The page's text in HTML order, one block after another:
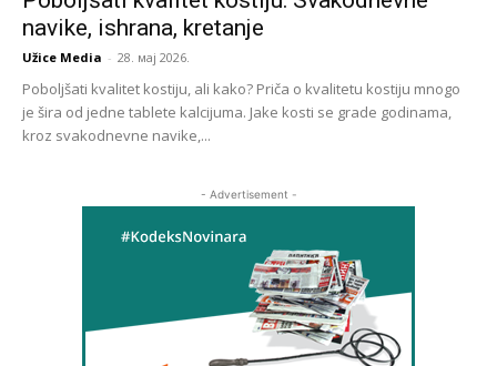
navike, ishrana, kretanje
Užice Media - 28. мај 2026.
Poboljšati kvalitet kostiju, ali kako? Priča o kvalitetu kostiju mnogo
je šira od jedne tablete kalcijuma. Jake kosti se grade godinama,
kroz svakodnevne navike,...
- Advertisement -